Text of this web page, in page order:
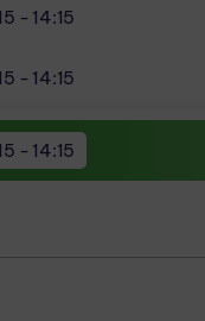
érdekében az
osztályon dolgozik.
- 14:15
érdekében az
- 14:15
érdekében az
- 14:15